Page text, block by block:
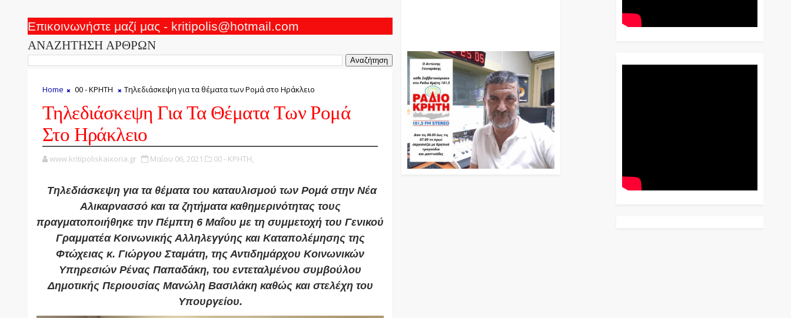
Επικοινωνήστε μαζί μας - kritipolis@hotmail.com
ΑΝΑΖΗΤΗΣΗ ΑΡΘΡΩΝ
Home 00 - ΚΡΗΤΗ Τηλεδιάσκεψη για τα θέματα των Ρομά στο Ηράκλειο
Τηλεδιάσκεψη Για Τα Θέματα Των Ρομά
Στο Ηράκλειο
www.kritipoliskaixoria.gr Μαΐου 06, 2021 00 - ΚΡΗΤΗ,
Τηλεδιάσκεψη για τα θέματα του καταυλισμού των Ρομά στην Νέα
Αλικαρνασσό και τα ζητήματα καθημερινότητας τους
πραγματοποιήθηκε την Πέμπτη 6 Μαΐου με τη συμμετοχή του Γενικού
Γραμματέα Κοινωνικής Αλληλεγγύης και Καταπολέμησης της
Φτώχειας κ. Γιώργου Σταμάτη, της Αντιδημάρχου Κοινωνικών
Υπηρεσιών Ρένας Παπαδάκη, του εντεταλμένου συμβούλου
Δημοτικής Περιουσίας Μανώλη Βασιλάκη καθώς και στελέχη του
Υπουργείου.